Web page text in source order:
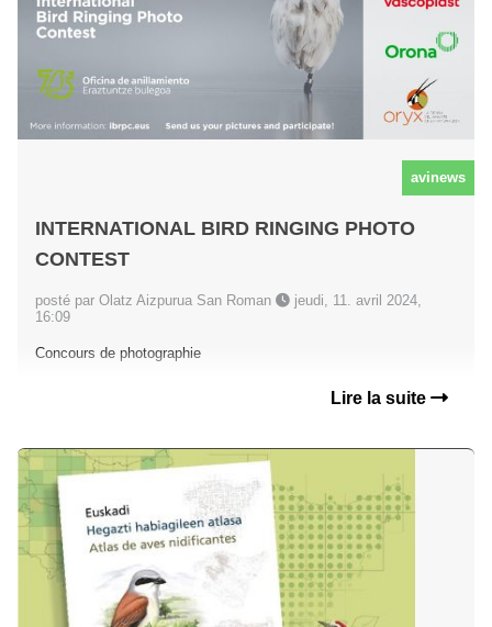
avinews
INTERNATIONAL BIRD RINGING PHOTO
CONTEST
posté par Olatz Aizpurua San Roman
jeudi, 11. avril 2024,
16:09
Concours de photographie
Lire la suite